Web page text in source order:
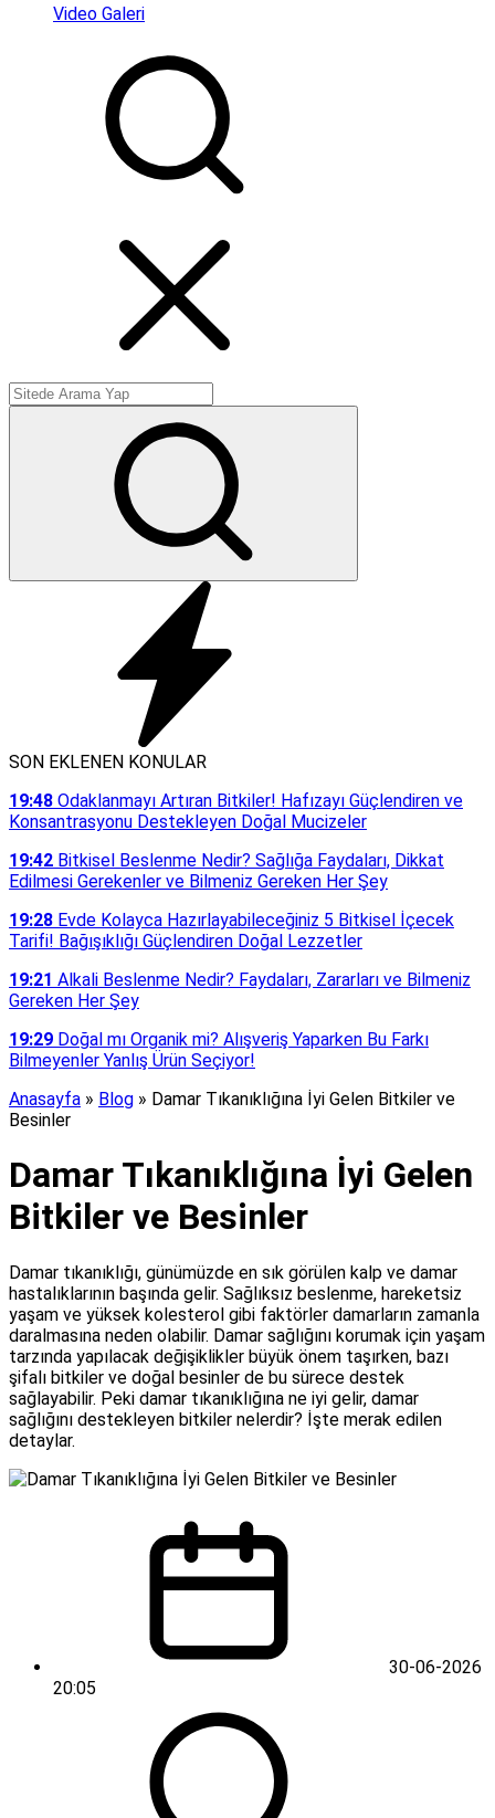
Video Galeri
SON EKLENEN KONULAR
19:48 Odaklanmayı Artıran Bitkiler! Hafızayı Güçlendiren ve
Konsantrasyonu Destekleyen Doğal Mucizeler
19:42 Bitkisel Beslenme Nedir? Sağlığa Faydaları, Dikkat
Edilmesi Gerekenler ve Bilmeniz Gereken Her Şey
19:28 Evde Kolayca Hazırlayabileceğiniz 5 Bitkisel İçecek
Tarifi! Bağışıklığı Güçlendiren Doğal Lezzetler
19:21 Alkali Beslenme Nedir? Faydaları, Zararları ve Bilmeniz
Gereken Her Şey
19:29 Doğal mı Organik mi? Alışveriş Yaparken Bu Farkı
Bilmeyenler Yanlış Ürün Seçiyor!
Anasayfa » Blog » Damar Tıkanıklığına İyi Gelen Bitkiler ve
Besinler
Damar Tıkanıklığına İyi Gelen
Bitkiler ve Besinler
Damar tıkanıklığı, günümüzde en sık görülen kalp ve damar
hastalıklarının başında gelir. Sağlıksız beslenme, hareketsiz
yaşam ve yüksek kolesterol gibi faktörler damarların zamanla
daralmasına neden olabilir. Damar sağlığını korumak için yaşam
tarzında yapılacak değişiklikler büyük önem taşırken, bazı
şifalı bitkiler ve doğal besinler de bu sürece destek
sağlayabilir. Peki damar tıkanıklığına ne iyi gelir, damar
sağlığını destekleyen bitkiler nelerdir? İşte merak edilen
detaylar.
30-06-2026
20:05